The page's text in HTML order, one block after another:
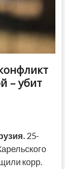
– убит
25-
корр.